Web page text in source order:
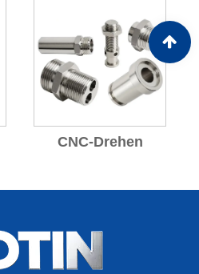
CNC-Drehen